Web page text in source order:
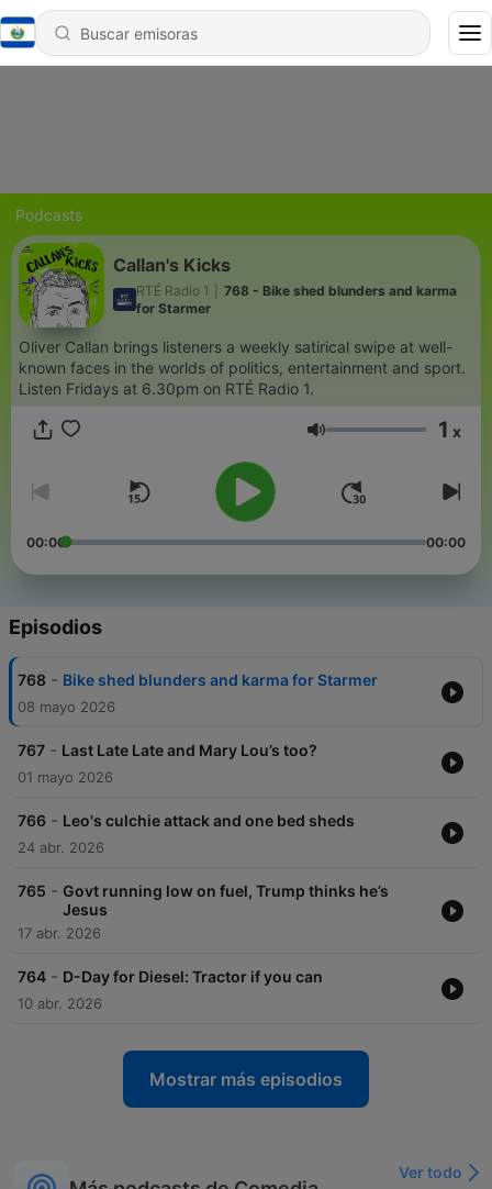
Podcasts
Callan's Kicks
RTÉ Radio 1
768 - Bike shed blunders and karma
for Starmer
Oliver Callan brings listeners a weekly satirical swipe at well-
known faces in the worlds of politics, entertainment and sport.
Listen Fridays at 6.30pm on RTÉ Radio 1.
Volumen 1 x
00:00 00:00
Episodios
768 - Bike shed blunders and karma for Starmer
08 mayo 2026
767 - Last Late Late and Mary Lou’s too?
01 mayo 2026
766 - Leo's culchie attack and one bed sheds
24 abr. 2026
765 - Govt running low on fuel, Trump thinks he’s
Jesus
17 abr. 2026
764 - D-Day for Diesel: Tractor if you can
10 abr. 2026
Mostrar más episodios
Ver todo